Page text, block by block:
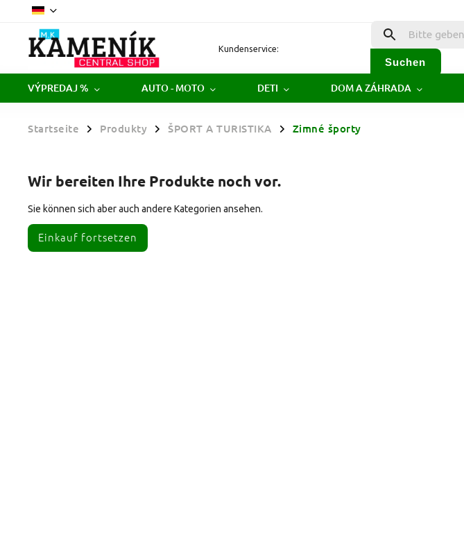
Kundenservice:
Suchen
VÝPREDAJ % AUTO - MOTO DETI DOM A ZÁHRADA
Startseite / Produkty / ŠPORT A TURISTIKA / Zimné športy
Wir bereiten Ihre Produkte noch vor.
Sie können sich aber auch andere Kategorien ansehen.
Einkauf fortsetzen